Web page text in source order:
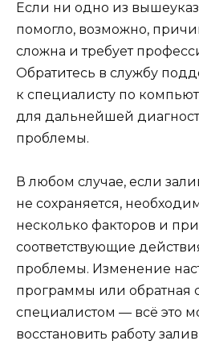
Если ни одно из
помогло, возможно,
сложна и требует
Обратитесь в службу
к специалисту по
для дальнейшей
проблемы.
В любом случае, если
не сохраняется,
несколько факторов и
соответствующие
проблемы. Изменение
программы или обратная
специалистом — всё это
восстановить работу